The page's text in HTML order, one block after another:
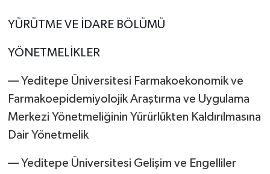
YÜRÜTME VE İDARE BÖLÜMÜ
YÖNETMELİKLER
–– Yeditepe Üniversitesi Farmakoekonomik ve
Farmakoepidemiyolojik Araştırma ve Uygulama
Merkezi Yönetmeliğinin Yürürlükten Kaldırılmasına
Dair Yönetmelik
–– Yeditepe Üniversitesi Gelişim ve Engelliler